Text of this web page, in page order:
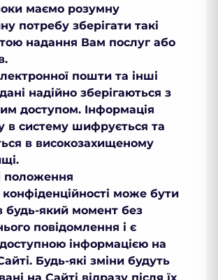
маємо розумну
потребу зберігати такі
надання Вам послуг або
пошти та інші
надійно зберігаються з
доступом. Інформація
в систему шифрується та
в високозахищеному
положення
конфіденційності може бути
будь-який момент без
повідомлення і є
інформацією на
Будь-які зміни будуть